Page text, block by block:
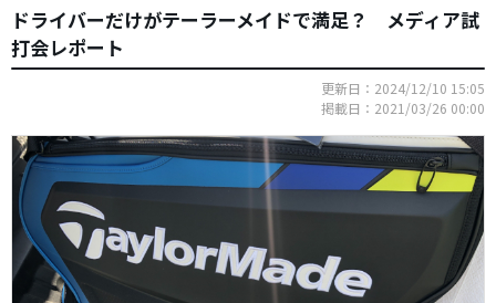
ドライバーだけがテーラーメイドで満足？ メディア試
打会レポート
更新日：2024/12/10 15:05
掲載日：2021/03/26 00:00